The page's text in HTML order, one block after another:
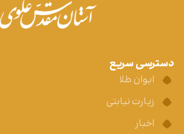
دسترسی سریع
ایوان طلا
زیارت نیابتی
اخبار